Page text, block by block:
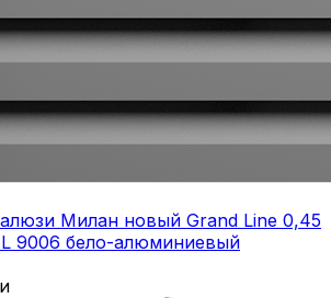
Милан новый Grand Line 0,45
9006 бело-алюминиевый